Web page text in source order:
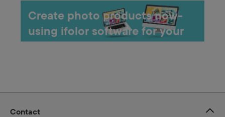
Create photo products now-
using ifolor software for your
• Save photo projects for later
Contact